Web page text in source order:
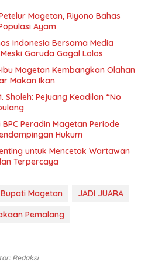
Magetan, Riyono Bahas
Ayam
Indonesia Bersama Media
Garuda Gagal Lolos
Magetan Kembangkan Olahan
Makan Ikan
Sholeh: Pejuang Keadilan “No
Peradin Magetan Periode
Hukum
untuk Mencetak Wartawan
Terpercaya
Magetan
JADI JUARA
Pemalang
Redaksi